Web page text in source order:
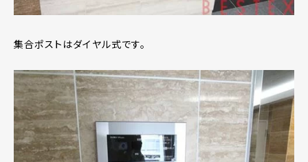
集合ポストはダイヤル式です。